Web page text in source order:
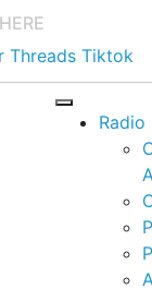
Threads Tiktok
Radio